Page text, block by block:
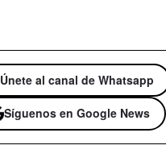
Únete al canal de Whatsapp
Síguenos en Google News